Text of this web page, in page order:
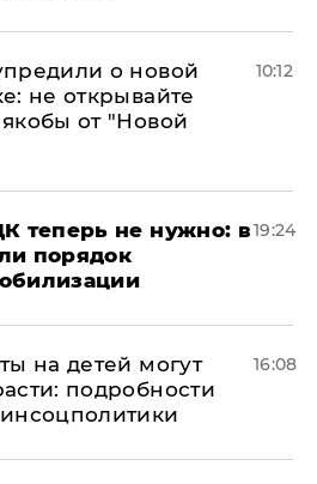
о новой
не открывайте
от "Новой
10:12
теперь не нужно: в
порядок
19:24
на детей могут
подробности
16:08